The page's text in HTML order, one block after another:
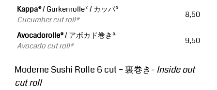
Kappa*/ Gurkenrolle* / カッパ*
Cucumber cut roll*
8,50
Avocadorolle*/ アボカド巻き*
Avocado cut roll*
9,50
Moderne Sushi Rolle 6 cut – 裏巻き-Inside out
cut roll